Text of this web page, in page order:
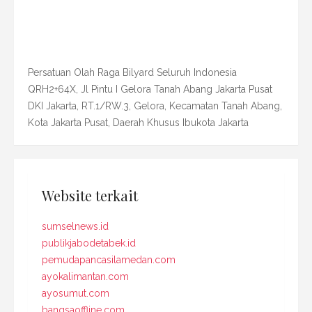
Persatuan Olah Raga Bilyard Seluruh Indonesia
QRH2+64X, Jl Pintu I Gelora Tanah Abang Jakarta Pusat
DKI Jakarta, RT.1/RW.3, Gelora, Kecamatan Tanah Abang,
Kota Jakarta Pusat, Daerah Khusus Ibukota Jakarta
Website terkait
sumselnews.id
publikjabodetabek.id
pemudapancasilamedan.com
ayokalimantan.com
ayosumut.com
bangsaoffline.com